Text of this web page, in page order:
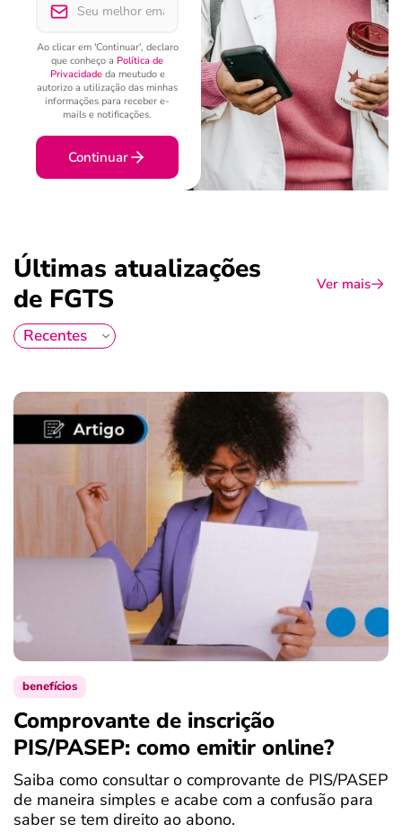
Ao clicar em 'Continuar', declaro
que conheço a Política de
Privacidadeda meutudo e
autorizo a utilização das minhas
informações para receber e-
mails e notificações.
Continuar
Últimas atualizações
de FGTS
Ver mais
benefícios
Comprovante de inscrição
PIS/PASEP: como emitir online?
Saiba como consultar o comprovante de PIS/PASEP
de maneira simples e acabe com a confusão para
saber se tem direito ao abono.